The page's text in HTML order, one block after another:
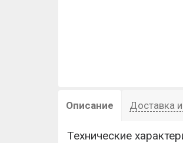
Описание Доставка
Технические